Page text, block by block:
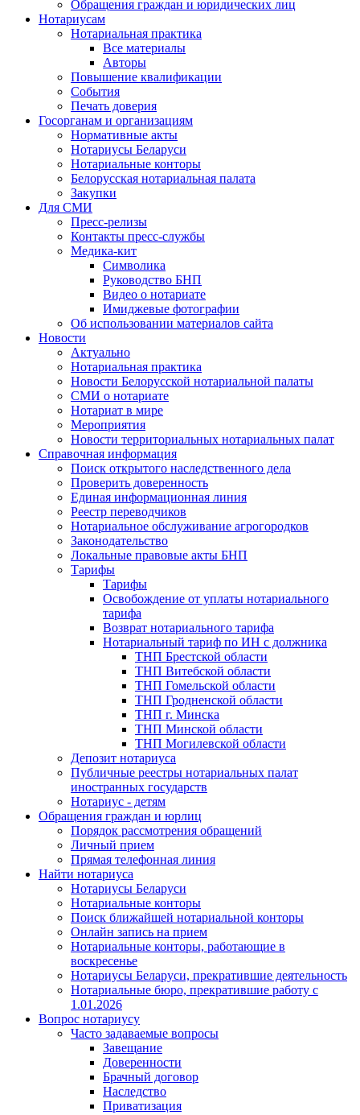
Обращения граждан и юридических лиц
Нотариусам
Нотариальная практика
Все материалы
Авторы
Повышение квалификации
События
Печать доверия
Госорганам и организациям
Нормативные акты
Нотариусы Беларуси
Нотариальные конторы
Белорусская нотариальная палата
Закупки
Для СМИ
Пресс-релизы
Контакты пресс-службы
Медика-кит
Символика
Руководство БНП
Видео о нотариате
Имиджевые фотографии
Об использовании материалов сайта
Новости
Актуально
Нотариальная практика
Новости Белорусской нотариальной палаты
СМИ о нотариате
Нотариат в мире
Мероприятия
Новости территориальных нотариальных палат
Справочная информация
Поиск открытого наследственного дела
Проверить доверенность
Единая информационная линия
Реестр переводчиков
Нотариальное обслуживание агрогородков
Законодательство
Локальные правовые акты БНП
Тарифы
Тарифы
Освобождение от уплаты нотариального
тарифа
Возврат нотариального тарифа
Нотариальный тариф по ИН с должника
ТНП Брестской области
ТНП Витебской области
ТНП Гомельской области
ТНП Гродненской области
ТНП г. Минска
ТНП Минской области
ТНП Могилевской области
Депозит нотариуса
Публичные реестры нотариальных палат
иностранных государств
Нотариус - детям
Обращения граждан и юрлиц
Порядок рассмотрения обращений
Личный прием
Прямая телефонная линия
Найти нотариуса
Нотариусы Беларуси
Нотариальные конторы
Поиск ближайшей нотариальной конторы
Онлайн запись на прием
Нотариальные конторы, работающие в
воскресенье
Нотариусы Беларуси, прекратившие деятельность
Нотариальные бюро, прекратившие работу с
1.01.2026
Вопрос нотариусу
Часто задаваемые вопросы
Завещание
Доверенности
Брачный договор
Наследство
Приватизация